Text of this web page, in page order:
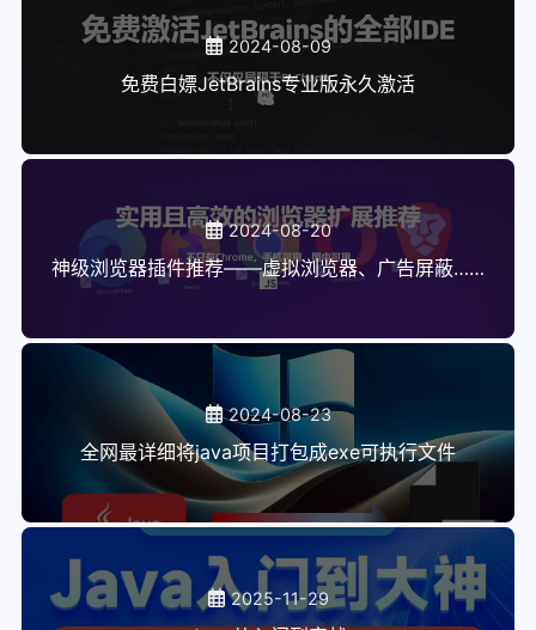
2024-08-09
免费白嫖JetBrains专业版永久激活
2024-08-20
神级浏览器插件推荐——虚拟浏览器、广告屏蔽……
2024-08-23
全网最详细将java项目打包成exe可执行文件
2025-11-29